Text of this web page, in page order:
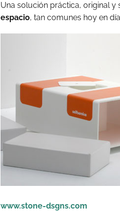
Una solución práctica, original y
espacio, tan comunes hoy en
www.stone-dsgns.com